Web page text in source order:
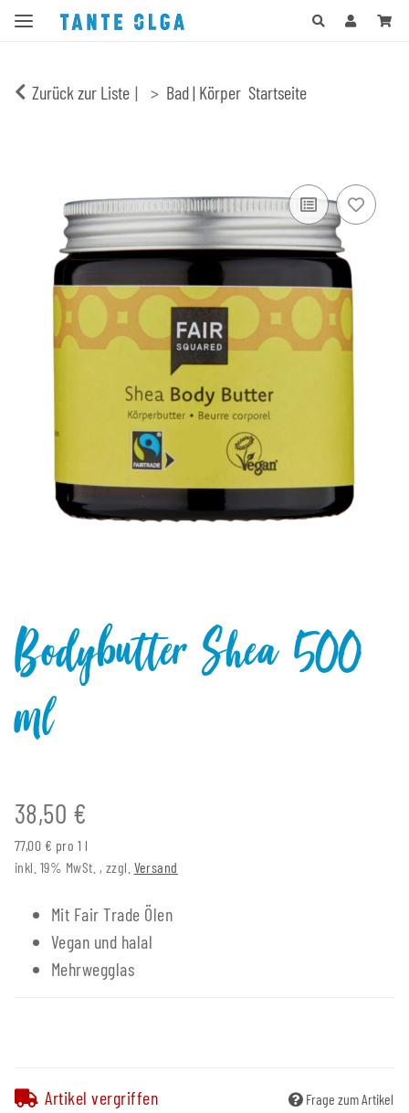
Zurück zur Liste Bad | Körper Startseite
Bodybutter Shea 500
ml
38,50 €
77,00 € pro 1 l
inkl. 19% MwSt. , zzgl. Versand
Mit Fair Trade Ölen
Vegan und halal
Mehrwegglas
Artikel vergriffen Frage zum Artikel